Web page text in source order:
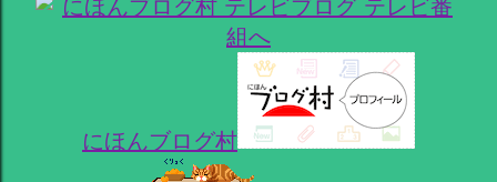
にほんブログ村